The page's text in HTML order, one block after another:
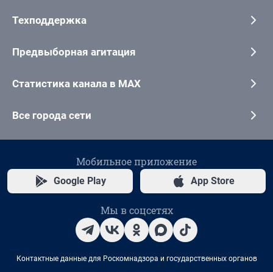
Техподдержка
Предвыборная агитация
Статистика канала в MAX
Все города сети
Мобильное приложение
Google Play App Store
Мы в соцсетях
Контактные данные для Роскомнадзора и государственных органов